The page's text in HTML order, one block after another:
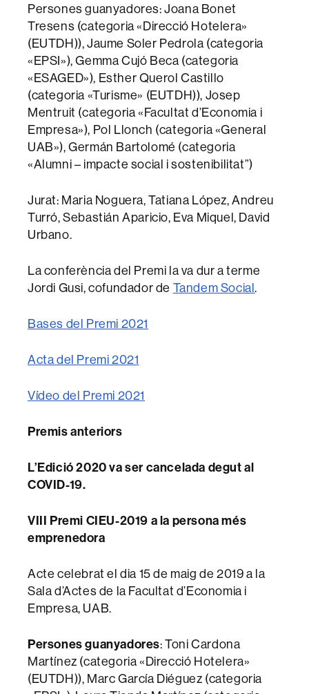
Persones guanyadores: Joana Bonet
Tresens (categoria «Direcció Hotelera»
(EUTDH)), Jaume Soler Pedrola (categoria
«EPSI»), Gemma Cujó Beca (categoria
«ESAGED»), Esther Querol Castillo
(categoria «Turisme» (EUTDH)), Josep
Mentruit (categoria «Facultat d’Economia i
Empresa»), Pol Llonch (categoria «General
UAB»), Germán Bartolomé (categoria
«Alumni – impacte social i sostenibilitat”)
Jurat: Maria Noguera, Tatiana López, Andreu
Turró, Sebastián Aparicio, Eva Miquel, David
Urbano.
La conferència del Premi la va dur a terme
Jordi Gusi, cofundador de Tandem Social.
Bases del Premi 2021
Acta del Premi2021
Vídeo del Premi 2021
Premis anteriors
L’Edició 2020 va ser cancelada degut al
COVID-19.
VIII Premi CIEU-2019 a la persona més
emprenedora
Acte celebrat el dia 15 de maig de 2019 a la
Sala d’Actes de la Facultat d’Economia i
Empresa, UAB.
Persones guanyadores: Toni Cardona
Martínez (categoria «Direcció Hotelera»
(EUTDH)), Marc García Diéguez (categoria